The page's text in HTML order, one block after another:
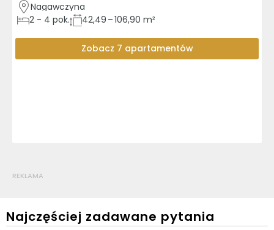
Nagawczyna
2 - 4 pok. 42,49 – 106,90 m²
Zobacz 7 apartamentów
REKLAMA
Najczęściej zadawane pytania